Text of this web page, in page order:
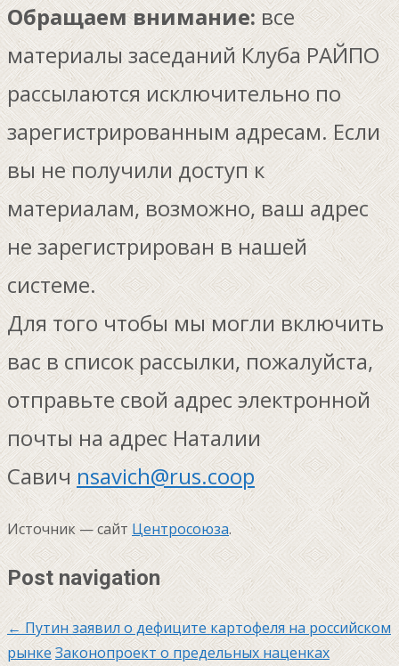
Обращаем внимание:все
материалы заседаний Клуба РАЙПО
рассылаются исключительно по
зарегистрированным адресам. Если
вы не получили доступ к
материалам, возможно, ваш адрес
не зарегистрирован в нашей
системе.
Для того чтобы мы могли включить
вас в список рассылки, пожалуйста,
отправьте свой адрес электронной
почты на адрес Наталии
Савичnsavich@rus.coop
Источник — сайт Центросоюза.
Post navigation
←Путин заявил о дефиците картофеля на российском
рынкеЗаконопроект о предельных наценках